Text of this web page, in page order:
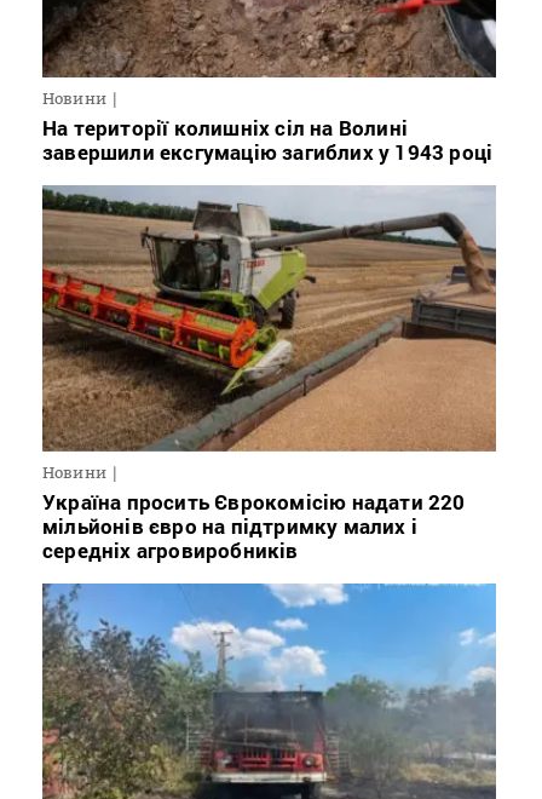
Новини
На території колишніх сіл на Волині
завершили ексгумацію загиблих у 1943 році
Новини
Україна просить Єврокомісію надати 220
мільйонів євро на підтримку малих і
середніх агровиробників